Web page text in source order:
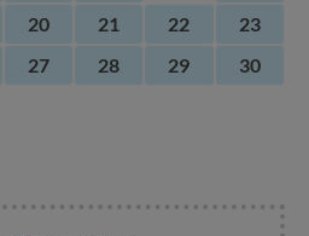
20 21 22
23
27 28 29
30